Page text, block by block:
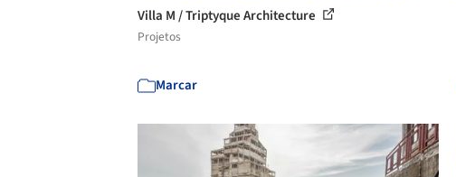
Villa M / Triptyque Architecture
Projetos
Marcar